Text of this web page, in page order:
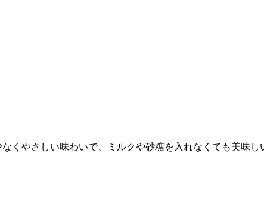
くやさしい味わいで、ミルクや砂糖を入れなくても美味